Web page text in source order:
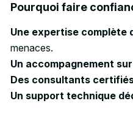
Pourquoi faire
Une expertise complète
menaces.
Un accompagnement
Des consultants
Un support technique